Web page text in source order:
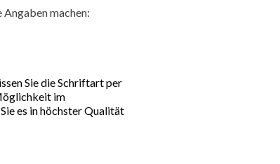
Angaben machen:
Sie die Schriftart per
im
es in höchster Qualität